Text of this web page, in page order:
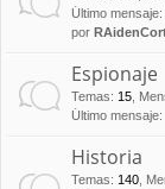
Último mensaje:
por
Espionaje
Temas: 15
Último mensaje:
Historia
Temas: 140